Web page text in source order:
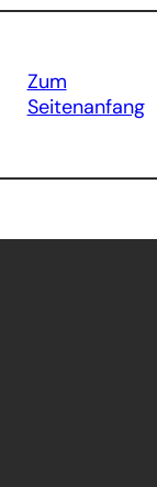
Zum
Seitenanfang